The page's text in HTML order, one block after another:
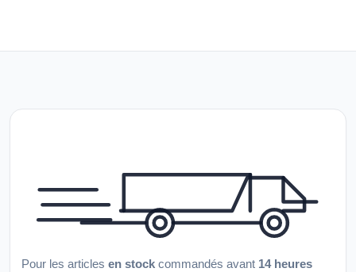
Pour les articles en stock commandés avant 14 heures